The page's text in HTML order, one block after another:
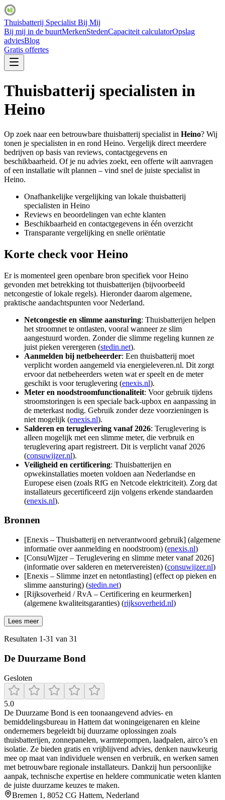
Thuisbatterij Specialist Bij Mij
Bij mij in de buurtMerkenStedenCapaciteit calculatorOpslag
adviesBlog
Gratis offertes
Thuisbatterij specialisten in
Heino
Op zoek naar een betrouwbare thuisbatterij specialist in Heino? Wij
tonen je specialisten in en rond Heino. Vergelijk direct meerdere
bedrijven op basis van reviews, contactgegevens en
beschikbaarheid. Of je nu advies zoekt, een offerte wilt aanvragen
of een installatie wilt plannen – vind snel de juiste specialist in
Heino.
Onafhankelijke vergelijking van lokale thuisbatterij
specialisten in Heino
Reviews en beoordelingen van echte klanten
Beschikbaarheid en contactgegevens in één overzicht
Transparante vergelijking en snelle oriëntatie
Korte check voor Heino
Er is momenteel geen openbare bron specifiek voor Heino
gevonden met betrekking tot thuisbatterijen (bijvoorbeeld
netcongestie of lokale regels). Hieronder daarom algemene,
praktische aandachtspunten voor Nederland.
Netcongestie en slimme aansturing: Thuisbatterijen helpen
het stroomnet te ontlasten, vooral wanneer ze slim
aangestuurd worden. Zonder die slimme regeling kunnen ze
juist pieken verergeren (stedin.net).
Aanmelden bij netbeheerder: Een thuisbatterij moet
verplicht worden aangemeld via energieleveren.nl. Dit zorgt
ervoor dat netbeheerders weten wat er speelt en de meter
geschikt is voor teruglevering (enexis.nl).
Meter en noodstroomfunctionaliteit: Voor gebruik tijdens
stroomstoringen is een speciale back-upbox en aanpassing in
de meterkast nodig. Gebruik zonder deze voorzieningen is
niet mogelijk (enexis.nl).
Salderen en teruglevering vanaf 2026: Teruglevering is
alleen mogelijk met een slimme meter, die verbruik en
teruglevering apart registreert. Dit is verplicht vanaf 2026
(consuwijzer.nl).
Veiligheid en certificering: Thuisbatterijen en
opwekinstallaties moeten voldoen aan Nederlandse en
Europese eisen (zoals RfG en Netcode elektriciteit). Zorg dat
installateurs gecertificeerd zijn volgens erkende standaarden
(enexis.nl).
Bronnen
[Enexis – Thuisbatterij en netverantwoord gebruik] (algemene
informatie over aanmelding en noodstroom) (enexis.nl)
[ConsuWijzer – Teruglevering en slimme meter vanaf 2026]
(informatie over salderen en metervereisten) (consuwijzer.nl)
[Enexis – Slimme inzet en netontlasting] (effect op pieken en
slimme aansturing) (stedin.net)
[Rijksoverheid / RvA – Certificering en keurmerken]
(algemene kwaliteitsgaranties) (rijksoverheid.nl)
Lees meer
Resultaten 1-31 van 31
De Duurzame Bond
Gesloten
5.0
De Duurzame Bond is een toonaangevend advies- en
bemiddelingsbureau in Hattem dat woningeigenaren en kleine
ondernemers begeleidt bij duurzame oplossingen zoals
thuisbatterijen, zonnepanelen, warmtepompen, laadpalen, airco’s en
isolatie. Ze bieden gratis en vrijblijvend advies, denken nauwkeurig
mee op maat van individuele wensen en verbruik, en werken samen
met betrouwbare regionale installateurs. Dankzij hun persoonlijke
aanpak, technische expertise en heldere communicatie weten klanten
de juiste duurzame keuzes te maken.
Bremen 1, 8052 CG Hattem, Nederland